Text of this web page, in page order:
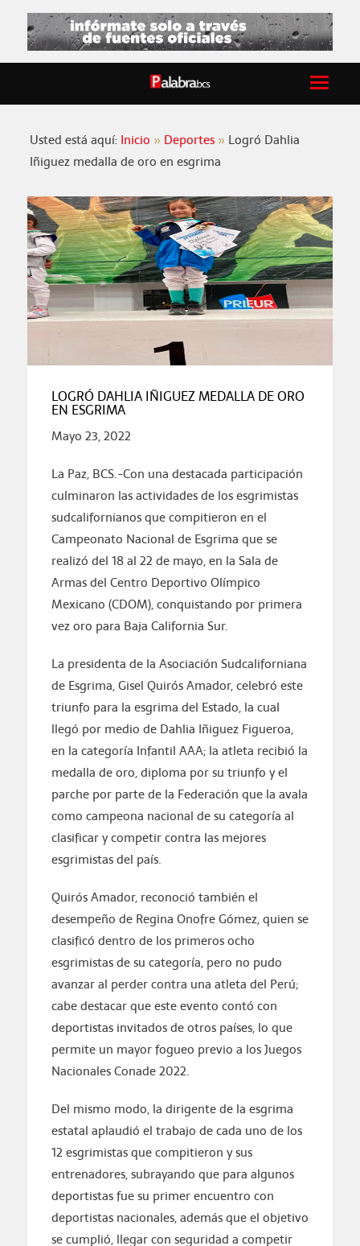
Usted está aquí: Inicio Deportes
Logró Dahlia
Iñiguez medalla de oro en esgrima
LOGRÓ DAHLIA IÑIGUEZ MEDALLA DE ORO
EN ESGRIMA
Mayo 23, 2022
La Paz, BCS.-Con una destacada participación
culminaron las actividades de los esgrimistas
sudcalifornianos que compitieron en el
Campeonato Nacional de Esgrima que se
realizó del 18 al 22 de mayo, en la Sala de
Armas del Centro Deportivo Olímpico
Mexicano (CDOM), conquistando por primera
vez oro para Baja California Sur.
La presidenta de la Asociación Sudcaliforniana
de Esgrima, Gisel Quirós Amador, celebró este
triunfo para la esgrima del Estado, la cual
llegó por medio de Dahlia Iñiguez Figueroa,
en la categoría Infantil AAA; la atleta recibió la
medalla de oro, diploma por su triunfo y el
parche por parte de la Federación que la avala
como campeona nacional de su categoría al
clasificar y competir contra las mejores
esgrimistas del país.
Quirós Amador, reconoció también el
desempeño de Regina Onofre Gómez, quien se
clasificó dentro de los primeros ocho
esgrimistas de su categoría, pero no pudo
avanzar al perder contra una atleta del Perú;
cabe destacar que este evento contó con
deportistas invitados de otros países, lo que
permite un mayor fogueo previo a los Juegos
Nacionales Conade 2022.
Del mismo modo, la dirigente de la esgrima
estatal aplaudió el trabajo de cada uno de los
12 esgrimistas que compitieron y sus
entrenadores, subrayando que para algunos
deportistas fue su primer encuentro con
deportistas nacionales, además que el objetivo
se cumplió, llegar con seguridad a competir